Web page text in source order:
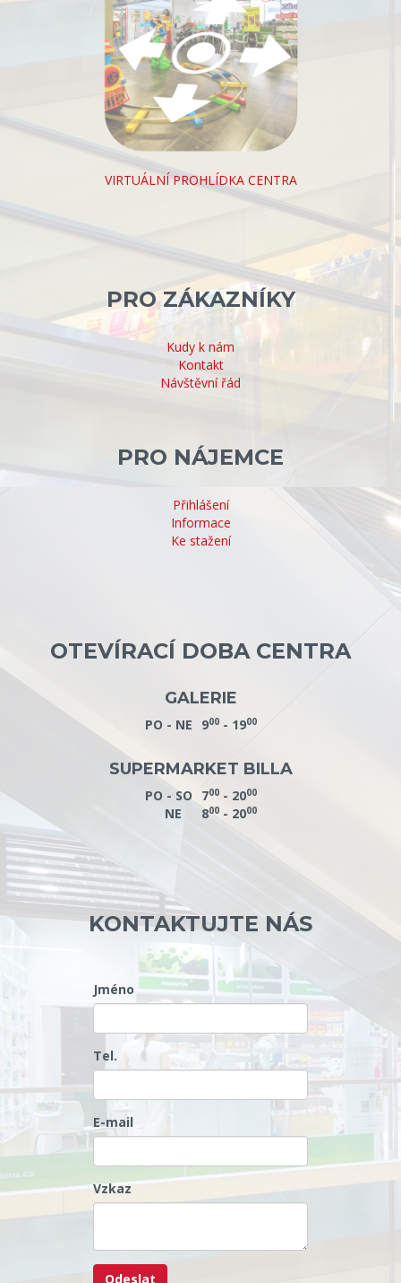
VIRTUÁLNÍ PROHLÍDKA CENTRA
PRO ZÁKAZNÍKY
Kudy k nám
Kontakt
Návštěvní řád
PRO NÁJEMCE
Přihlášení
Informace
Ke stažení
OTEVÍRACÍ DOBA CENTRA
GALERIE
PO - NE 900- 1900
SUPERMARKET BILLA
PO - SO 700- 2000
NE 800- 2000
KONTAKTUJTE NÁS
Jméno
Tel.
E-mail
Vzkaz